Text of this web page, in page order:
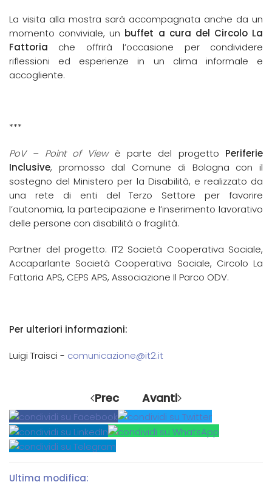
Ultima modifica:
La visita alla mostra sarà accompagnata anche da un
momento conviviale, un buffet a cura del Circolo La
Fattoria che offrirà l’occasione per condividere
riflessioni ed esperienze in un clima informale e
accogliente.
***
PoV – Point of Viewè parte del progetto Periferie
Inclusive, promosso dal Comune di Bologna con il
sostegno del Ministero per la Disabilità, e realizzato da
una rete di enti del Terzo Settore per favorire
l’autonomia, la partecipazione e l’inserimento lavorativo
delle persone con disabilità o fragilità.
Partner del progetto: IT2 Società Cooperativa Sociale,
Accaparlante Società Cooperativa Sociale, Circolo La
Fattoria APS, CEPS APS, Associazione Il Parco ODV.
Per ulteriori informazioni:
Luigi Traisci - comunicazione@it2.it
Prec Avanti